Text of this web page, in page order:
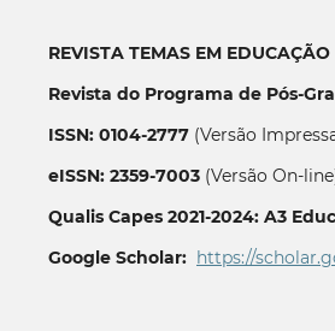
REVISTA TEMAS EM EDUCAÇÃO
Revista do Programa de Pós-
ISSN: 0104-2777(Versão
eISSN: 2359-7003(Versão On-
Qualis Capes 2021-2024: A3
Google Scholar: https://